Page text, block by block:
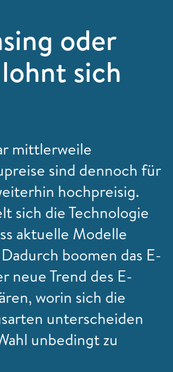
oder
sich
mittlerweile
sind dennoch für
hochpreisig.
sich die Technologie
aktuelle Modelle
boomen das E-
neue Trend des E-
worin sich die
unterscheiden
unbedingt zu